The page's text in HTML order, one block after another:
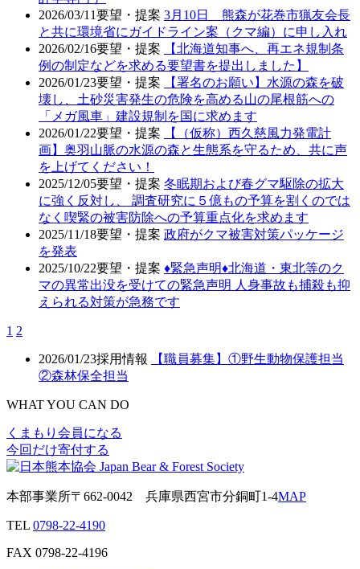
2026/03/11要望・提案 3月10日 熊森が花巻市猟友会長
と共に環境省にガイドライン案（クマ編）に申し入れ
2026/02/16要望・提案
【北海道知事へ、再エネ規制条
例の制定などを求める要望書を提出しました】
2026/01/23要望・提案
【署名のお願い】水源の森を破
壊し、土砂災害発生の危険を高める山の尾根筋への
「メガ風車」建設規制を国に求めます
2026/01/22要望・提案
【（仮称）西久慈風力発電計
画】奥羽山脈の水源の森と生態系を守るため、共に声
を上げてください！
2025/12/05要望・提案 冬眠期および春グマ駆除の拡大
に強く反対し、 調査研究に５億もの予算を割くのでは
なく喫緊の被害防除への予算重点化を求めます
2025/11/18要望・提案 政府がクマ被害対策パッケージ
を発表
2025/10/22要望・提案 ♦️緊急声明♦️北海道・東北等のク
マの異常出没を受けての緊急声明 人身事故も捕殺も抑
えられる対策が急務です
1 2
2026/01/23採用情報
【職員募集】①野生動物保護担当
②森林保全担当
WHAT YOU CAN DO
くまもり会員になる
今回だけ寄付する
本部事業所〒662-0042 兵庫県西宮市分銅町1-4MAP
TEL 0798-22-4190
FAX 0798-22-4196